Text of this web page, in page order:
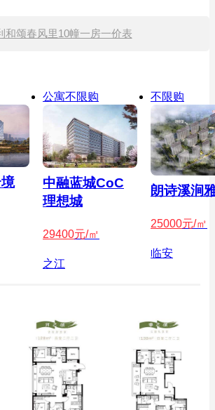
和颂春风里10幢一房一价表
公寓不限购
中融蓝城CoC
理想城
29400元/㎡
之江
不限购
朗诗溪涧
25000元/㎡
临安